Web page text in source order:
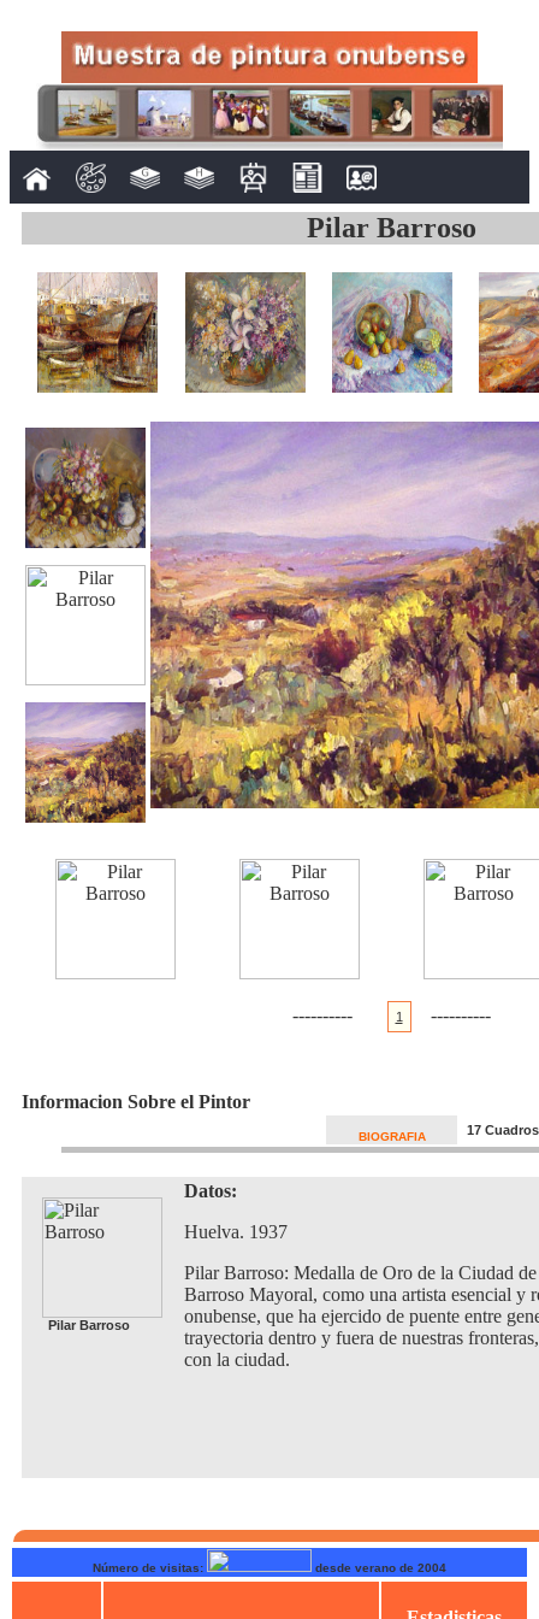
Pilar Barroso
---------- 1 ----------
Informacion Sobre el Pintor
BIOGRAFIA 17 Cuadros
Pilar Barroso
Datos:
Huelva. 1937
Pilar Barroso: Medalla de Oro de la Ciudad
Barroso Mayoral, como una artista esencial y
onubense, que ha ejercido de puente entre
trayectoria dentro y fuera de nuestras
con la ciudad.
Número de visitas: desde verano de 2004